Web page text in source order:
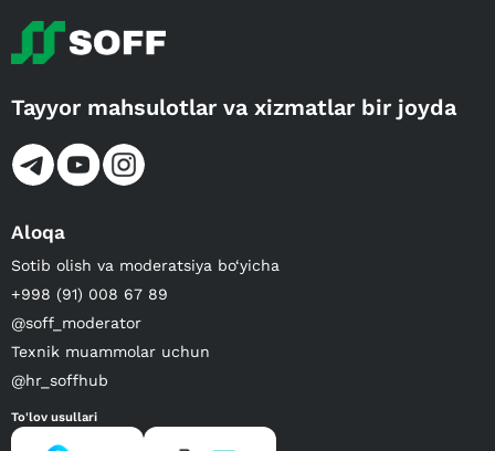
Tayyor mahsulotlar va xizmatlar bir joyda
Aloqa
Sotib olish va moderatsiya bo‘yicha
+998 (91) 008 67 89
@soff_moderator
Texnik muammolar uchun
@hr_soffhub
To'lov usullari